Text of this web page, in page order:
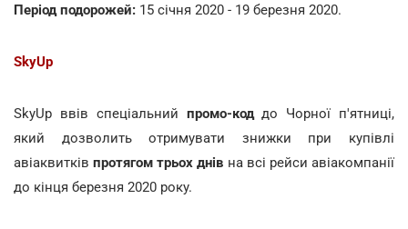
Період подорожей: 15 січня 2020 - 19 березня 2020.
SkyUp
SkyUp ввів спеціальний промо-коддо Чорної п'ятниці,
який дозволить отримувати знижки при купівлі
авіаквитківпротягом трьох днів на всі рейси авіакомпанії
до кінця березня 2020 року.